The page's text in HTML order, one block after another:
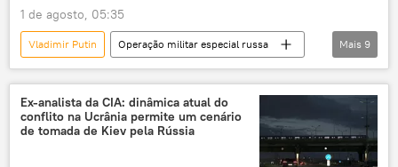
1 de agosto, 05:35
Vladimir Putin
Operação militar especial russa
Rússia
David Davis
Dmitry Peskov
Ucrânia
Ocidente
Kiev
Exército
Mais 9
Ex-analista da CIA: dinâmica atual do
conflito na Ucrânia permite um cenário
de tomada de Kiev pela Rússia